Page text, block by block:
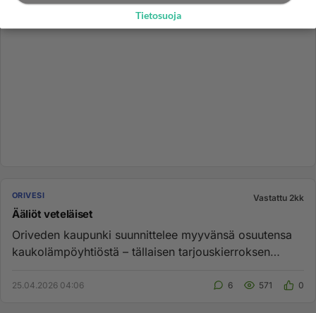
ORIVESI Vastattu 2kk
Ääliöt veteläiset
Oriveden kaupunki suunnittelee myyvänsä osuutensa
kaukolämpöyhtiöstä – tällaisen tarjouskierroksen
25.04.2026 04:06 6 571 0
Tietosuoja